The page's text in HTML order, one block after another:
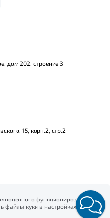
дом 202, строение 3
15, корп.2, стр.2
функционирования
файлы куки в настройках
сайт, вы соглашаетесь